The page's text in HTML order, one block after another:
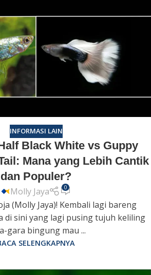
INFORMASI LAIN
Black White vs Guppy
Mana yang Lebih Cantik
dan Populer?
Molly Jaya 0
(Molly Jaya)! Kembali lagi bareng
di sini yang lagi pusing tujuh keliling
gara bingung mau ...
SELENGKAPNYA